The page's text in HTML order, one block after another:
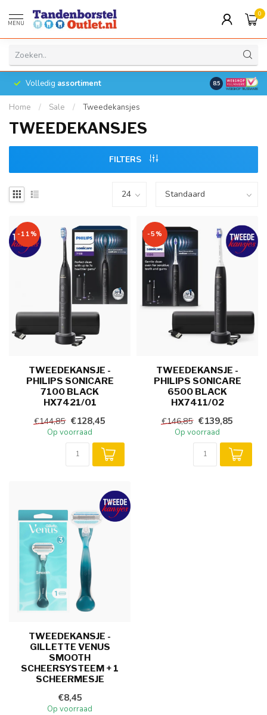
MENU
0
Volledig assortiment 8.5
Home / Sale / Tweedekansjes
TWEEDEKANSJES
FILTERS
-11%
TWEEDEKANSJE -
PHILIPS SONICARE
7100 BLACK
HX7421/01
€144,85 €128,45
Op voorraad
-5%
TWEEDEKANSJE -
PHILIPS SONICARE
6500 BLACK
HX7411/02
€146,85 €139,85
Op voorraad
TWEEDEKANSJE -
GILLETTE VENUS
SMOOTH
SCHEERSYSTEEM + 1
SCHEERMESJE
€8,45
Op voorraad